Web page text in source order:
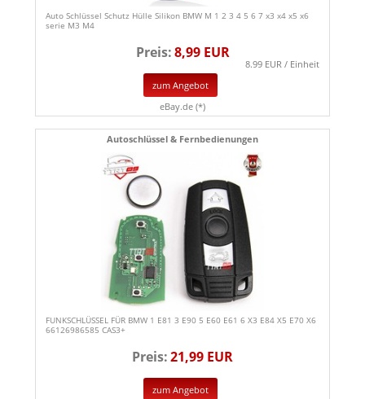
Auto Schlüssel Schutz Hülle Silikon BMW M 1 2 3 4 5 6 7 x3 x4 x5 x6
serie M3 M4
Preis:8,99 EUR
8.99 EUR / Einheit
zum Angebot
eBay.de (*)
Autoschlüssel & Fernbedienungen
FUNKSCHLÜSSEL FÜR BMW 1 E81 3 E90 5 E60 E61 6 X3 E84 X5 E70 X6
66126986585 CAS3+
Preis:21,99 EUR
zum Angebot